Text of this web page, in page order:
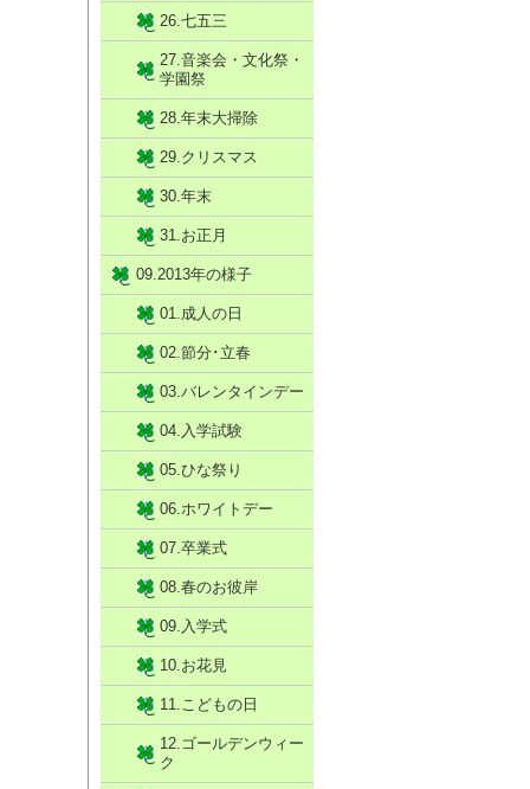
26.七五三
27.音楽会・文化祭・
学園祭
28.年末大掃除
29.クリスマス
30.年末
31.お正月
09.2013年の様子
01.成人の日
02.節分･立春
03.バレンタインデー
04.入学試験
05.ひな祭り
06.ホワイトデー
07.卒業式
08.春のお彼岸
09.入学式
10.お花見
11.こどもの日
12.ゴールデンウィー
ク